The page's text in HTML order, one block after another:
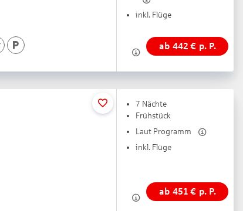
inkl. Flüge
ab 442 € p. P.
7 Nächte
Frühstück
Laut Programm
inkl. Flüge
ab 451 € p. P.